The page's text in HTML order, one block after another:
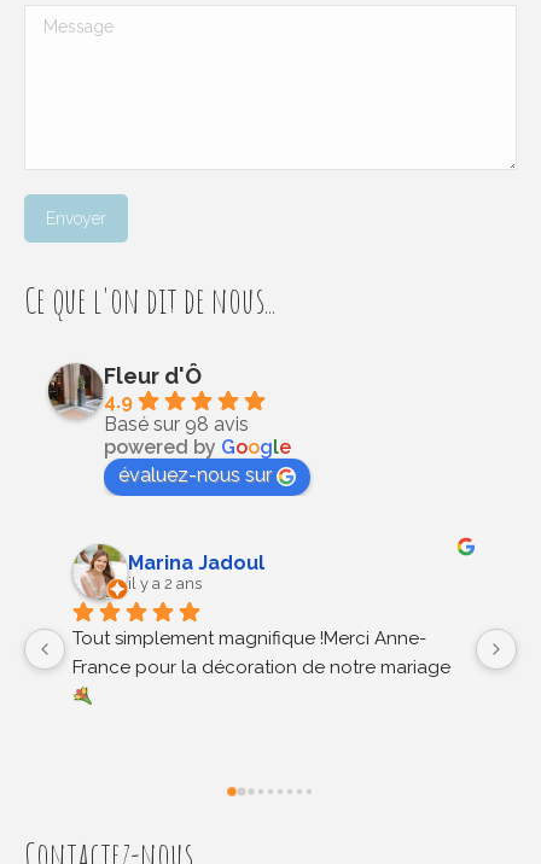
Message
Envoyer
Ce que l'on dit de nous...
Fleur d'Ô
4.9
Basé sur 98 avis
powered by Google
évaluez-nous sur
Marina Jadoul
il y a 2 ans
magnifique !Merci Anne-
pour la décoration de notre mariage
Un immense
fleuriste, qui a
Contactez-nous